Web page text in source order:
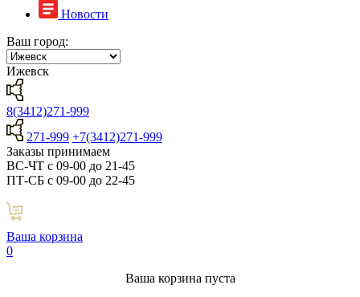
Новости
Ваш город:
Ижевск
8(3412)271-999
271-999 +7(3412)271-999
Заказы принимаем
ВС-ЧТ с 09-00 до 21-45
ПТ-СБ с 09-00 до 22-45
Ваша корзина
0
Ваша корзина пуста